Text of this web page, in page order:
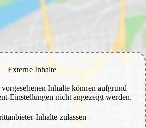
Externe Inhalte
Inhalte können aufgrund
Einstellungen nicht angezeigt werden.
Inhalte zulassen